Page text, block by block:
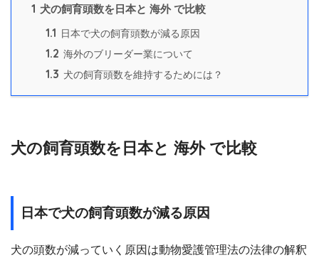
1 犬の飼育頭数を日本と 海外 で比較
1.1 日本で犬の飼育頭数が減る原因
1.2 海外のブリーダー業について
1.3 犬の飼育頭数を維持するためには？
犬の飼育頭数を日本と 海外 で比較
日本で犬の飼育頭数が減る原因
犬の頭数が減っていく原因は動物愛護管理法の法律の解釈